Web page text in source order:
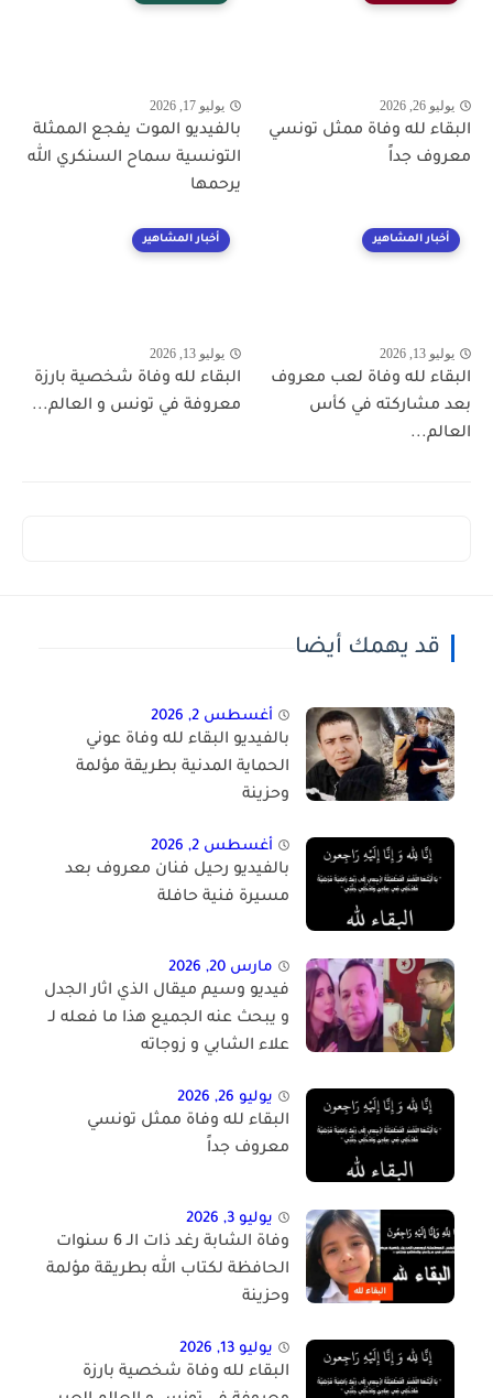
يوليو 26, 2026
البقاء لله وفاة ممثل تونسي
معروف جداً
يوليو 17, 2026
بالفيديو الموت يفجع الممثلة
التونسية سماح السنكري الله
يرحمها
أخبار المشاهير
يوليو 13, 2026
البقاء لله وفاة لعب معروف
بعد مشاركته في كأس
العالم...
أخبار المشاهير
يوليو 13, 2026
البقاء لله وفاة شخصية بارزة
معروفة في تونس و العالم...
قد يهمك أيضا
أغسطس 2, 2026
بالفيديو البقاء لله وفاة عوني
الحماية المدنية بطريقة مؤلمة
وحزينة
أغسطس 2, 2026
بالفيديو رحيل فنان معروف بعد
مسيرة فنية حافلة
مارس 20, 2026
فيديو وسيم ميقال الذي اثار الجدل
و يبحث عنه الجميع هذا ما فعله لـ
علاء الشابي و زوجاته
يوليو 26, 2026
البقاء لله وفاة ممثل تونسي
معروف جداً
يوليو 3, 2026
وفاة الشابة رغد ذات الـ 6 سنوات
الحافظة لكتاب الله بطريقة مؤلمة
وحزينة
يوليو 13, 2026
البقاء لله وفاة شخصية بارزة